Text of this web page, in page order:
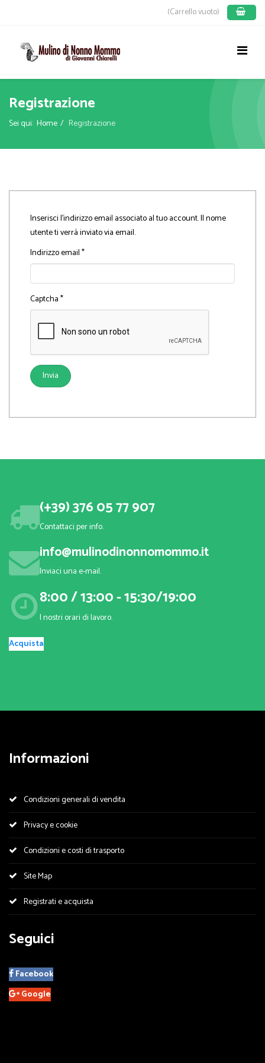
(Carrello vuoto)
Registrazione
Sei qui: Home Registrazione
Inserisci l'indirizzo email associato al tuo account. Il nome
utente ti verrà inviato via email.
Indirizzo email*
Captcha*
Invia
(+39) 376 05 77 907
Contattaci per info.
info@mulinodinonnomommo.it
Inviaci una e-mail.
8:00 / 13:00 - 15:30/19:00
I nostri orari di lavoro.
Acquista
Informazioni
Condizioni generali di vendita
Privacy e cookie
Condizioni e costi di trasporto
Site Map
Registrati e acquista
Seguici
Facebook
Google